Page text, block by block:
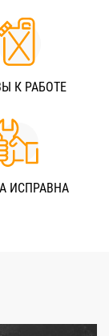
К РАБОТЕ
ИСПРАВНА